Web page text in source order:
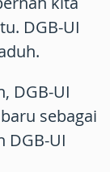
DGB-UI
DGB-UI
sebagai
DGB-UI